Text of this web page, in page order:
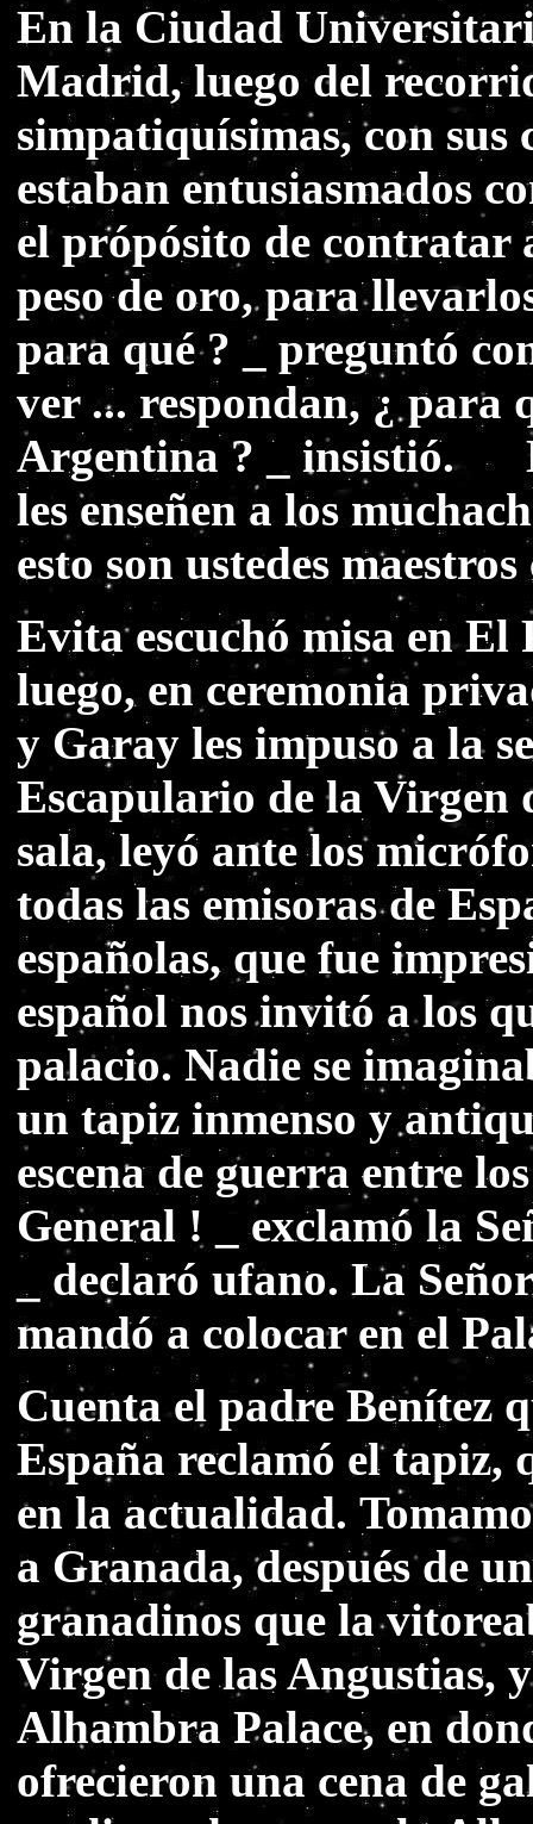
En la Ciudad
Madrid, luego del
simpatiquísimas, con sus
estaban entusiasmados
el própósito de contratar
peso de oro, para
para qué ? _ preguntó
ver ... respondan, ¿ para
Argentina ? _ insistió.
les enseñen a los
esto son ustedes
Evita escuchó misa en
luego, en ceremonia
y Garay les impuso a la
Escapulario de la Virgen
sala, leyó ante los
todas las emisoras de
españolas, que fue
español nos invitó a los
palacio. Nadie se
un tapiz inmenso y
escena de guerra entre
General ! _ exclamó la
_ declaró ufano. La
mandó a colocar en el
Cuenta el padre Benítez
España reclamó el tapiz,
en la actualidad.
a Granada, después de
granadinos que la
Virgen de las Angustias,
Alhambra Palace, en
ofrecieron una cena de